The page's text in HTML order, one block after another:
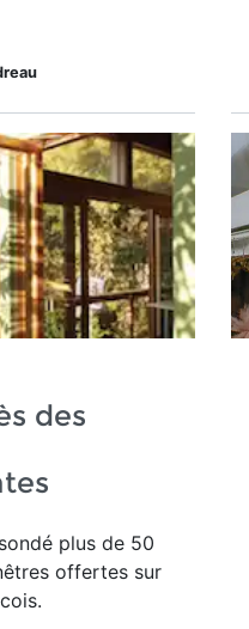
des
plus de 50
offertes sur